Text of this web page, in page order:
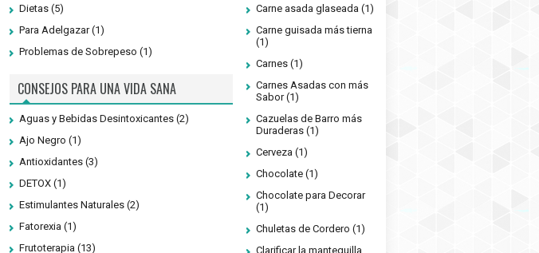
Dietas (5)
Para Adelgazar (1)
Problemas de Sobrepeso (1)
CONSEJOS PARA UNA VIDA SANA
Aguas y Bebidas Desintoxicantes (2)
Ajo Negro (1)
Antioxidantes (3)
DETOX (1)
Estimulantes Naturales (2)
Fatorexia (1)
Frutoterapia (13)
Carne asada glaseada (1)
Carne guisada más tierna
(1)
Carnes (1)
Carnes Asadas con más
Sabor (1)
Cazuelas de Barro más
Duraderas (1)
Cerveza (1)
Chocolate (1)
Chocolate para Decorar
(1)
Chuletas de Cordero (1)
Clarificar la mantequilla